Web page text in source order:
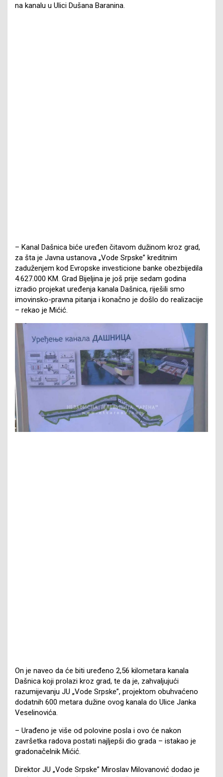
na kanalu u Ulici Dušana Baranina.
– Kanal Dašnica biće uređen čitavom dužinom kroz grad,
za šta je Javna ustanova „Vode Srpske” kreditnim
zaduženjem kod Evropske investicione banke obezbijedila
4.627.000 KM. Grad Bijeljina je još prije sedam godina
izradio projekat uređenja kanala Dašnica, riješili smo
imovinsko-pravna pitanja i konačno je došlo do realizacije
– rekao je Mićić.
On je naveo da će biti uređeno 2,56 kilometara kanala
Dašnica koji prolazi kroz grad, te da je, zahvaljujući
razumijevanju JU „Vode Srpske”, projektom obuhvaćeno
dodatnih 600 metara dužine ovog kanala do Ulice Janka
Veselinovića.
– Urađeno je više od polovine posla i ovo će nakon
završetka radova postati najljepši dio grada – istakao je
gradonačelnik Mićić.
Direktor JU „Vode Srpske” Miroslav Milovanović dodao je